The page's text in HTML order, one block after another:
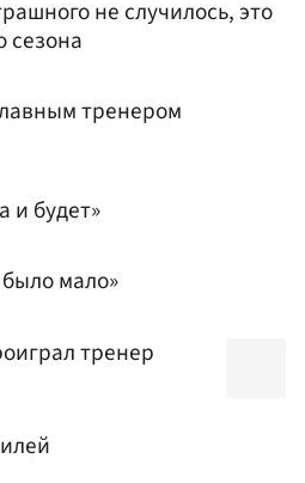
не случилось, это
сезона
тренером
и будет»
мало»
тренер